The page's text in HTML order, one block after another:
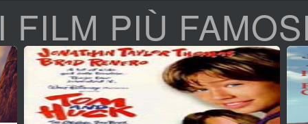
I FILM PIÙ FAMOSI